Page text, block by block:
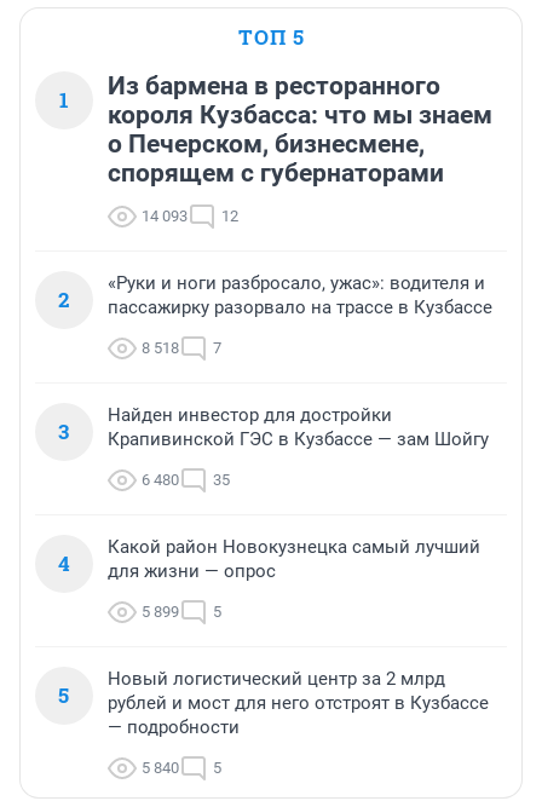
ТОП 5
1
Из бармена в ресторанного
короля Кузбасса: что мы знаем
о Печерском, бизнесмене,
спорящем с губернаторами
14 093 12
2
«Руки и ноги разбросало, ужас»: водителя и
пассажирку разорвало на трассе в Кузбассе
8 518 7
3
Найден инвестор для достройки
Крапивинской ГЭС в Кузбассе — зам Шойгу
6 480 35
4
Какой район Новокузнецка самый лучший
для жизни — опрос
5 899 5
5
Новый логистический центр за 2 млрд
рублей и мост для него отстроят в Кузбассе
— подробности
5 840 5